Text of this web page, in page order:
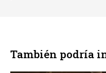
También podría